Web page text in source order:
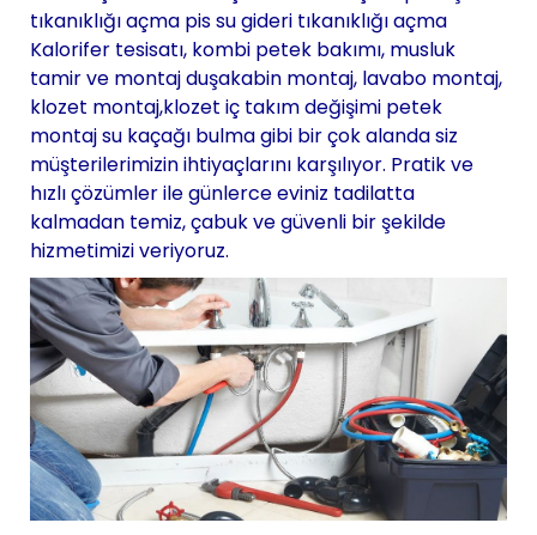
tıkanıklığı açma pis su gideri tıkanıklığı açma
Kalorifer tesisatı, kombi petek bakımı, musluk
tamir ve montaj duşakabin montaj, lavabo montaj,
klozet montaj,klozet iç takım değişimi petek
montaj su kaçağı bulma gibi bir çok alanda siz
müşterilerimizin ihtiyaçlarını karşılıyor. Pratik ve
hızlı çözümler ile günlerce eviniz tadilatta
kalmadan temiz, çabuk ve güvenli bir şekilde
hizmetimizi veriyoruz.